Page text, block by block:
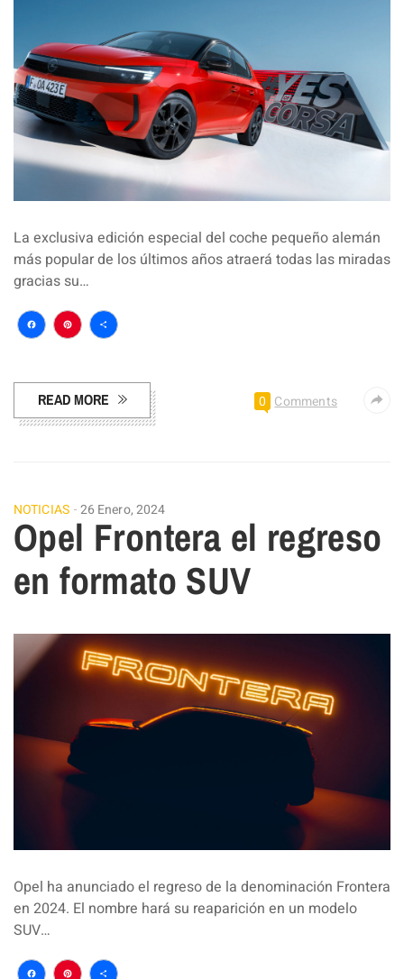
La exclusiva edición especial del coche pequeño alemán
más popular de los últimos años atraerá todas las miradas
gracias su…
Facebook
Pinterest
Compartir
READ MORE 0 Comments
NOTICIAS 26 Enero, 2024
Opel Frontera el regreso
en formato SUV
Opel ha anunciado el regreso de la denominación Frontera
en 2024. El nombre hará su reaparición en un modelo
SUV…